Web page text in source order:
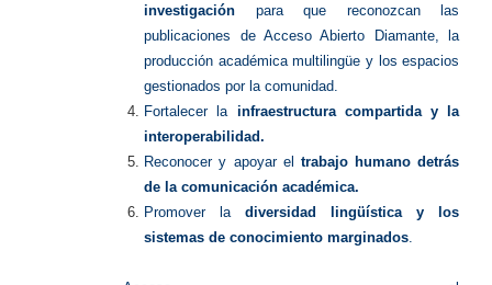
investigación para que reconozcan las
publicaciones de Acceso Abierto Diamante, la
producción académica multilingüe y los espacios
gestionados por la comunidad.
Fortalecer la infraestructura compartida y la
interoperabilidad.
Reconocer y apoyar el trabajo humano detrás
de la comunicación académica.
Promover ladiversidad lingüística y los
sistemas de conocimiento marginados